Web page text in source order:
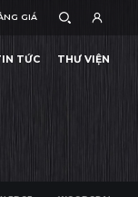
GIÁ
TỨC THƯ VIỆN